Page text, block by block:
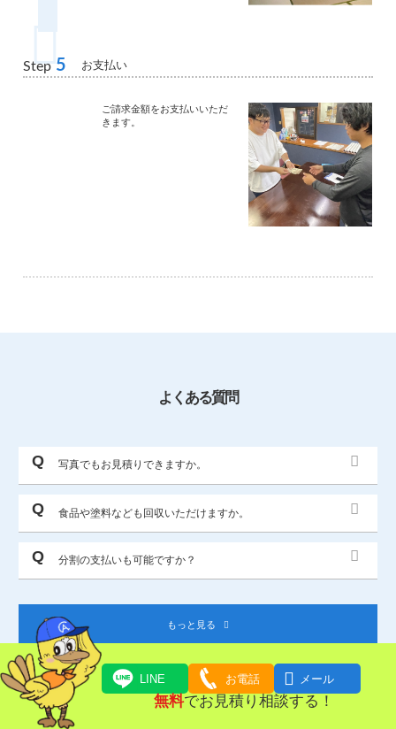
Step 5 お支払い
ご請求金額をお支払いいただ
きます。
よくある質問
写真でもお見積りできますか。
食品や塗料なども回収いただけますか。
分割の支払いも可能ですか？
もっと見る
LINE お電話  メール
無料でお見積り相談する！